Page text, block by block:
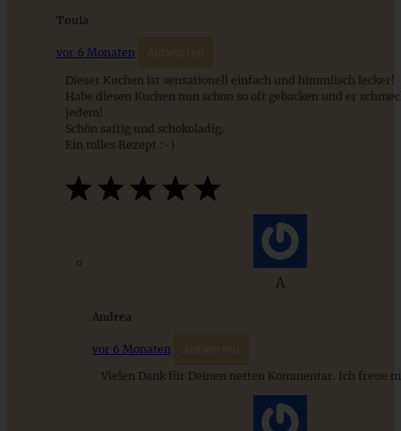
& Gemüse der Saison
Toula
vor 6 Monaten Antworten
Dieser Kuchen ist sensationell einfach und himmlisch lecker!
Habe diesen Kuchen nun schon so oft gebacken und er
jedem!
Schön saftig und schokoladig.
Ein tolles Rezept :-)
A
Andrea
vor 6 Monaten Antworten
Vielen Dank für Deinen netten Kommentar. Ich freue